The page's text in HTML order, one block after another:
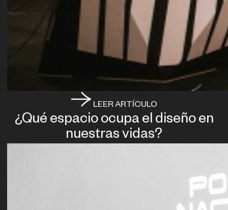
LEER ARTÍCULO
¿Qué espacio ocupa el diseño en
nuestras vidas?